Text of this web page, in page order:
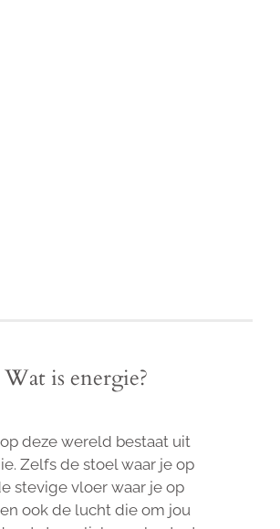
Wat is energie?
deze wereld bestaat uit
Zelfs de stoel waar je op
stevige vloer waar je op
ook de lucht die om jou